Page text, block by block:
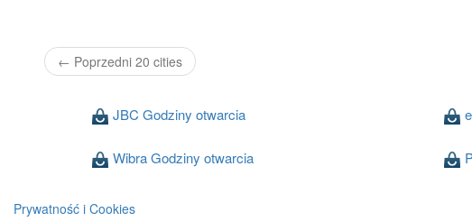
← Poprzedni 20 cities
JBC Godziny otwarcia
Wibra Godziny otwarcia
Prywatność i Cookies